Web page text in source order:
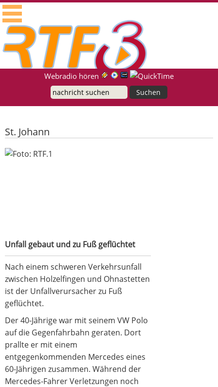
RTF.1 - Radio für die Region Neckar-Alb
Webradio hören
St. Johann
Unfall gebaut und zu Fuß geflüchtet
Unfall gebaut und zu Fuß geflüchtet
Nach einem schweren Verkehrsunfall
zwischen Holzelfingen und Ohnastetten
ist der Unfallverursacher zu Fuß
geflüchtet.
Der 40-Jährige war mit seinem VW Polo
auf die Gegenfahrbahn geraten. Dort
prallte er mit einem
entgegenkommenden Mercedes eines
60-Jährigen zusammen. Während der
Mercedes-Fahrer Verletzungen noch